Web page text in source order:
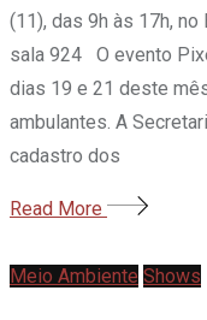
(11), das 9h às 17h,
sala 924 O evento
dias 19 e 21 deste
ambulantes. A
cadastro dos
Read More
Meio Ambiente Shows